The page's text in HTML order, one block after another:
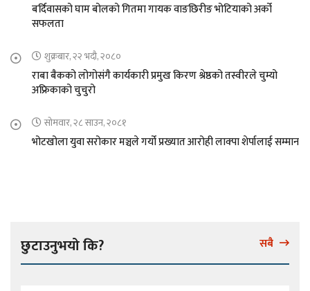
बर्दिवासको घाम बोलको गितमा गायक वाङछिरीङ भोटियाको अर्को
सफलता
शुक्रबार, २२ भदौ, २०८०
राबा बैकको लोगोसंगै कार्यकारी प्रमुख किरण श्रेष्ठको तस्वीरले चुम्यो
अफ्रिकाको चुचुरो
सोमवार, २८ साउन, २०८१
भोटखोला युवा सरोकार मञ्चले गर्यो प्रख्यात आरोही लाक्पा शेर्पालाई सम्मान
छुटाउनुभयो कि? सबै